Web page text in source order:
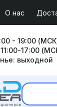
О нас
- 19:00
17:00
выходной